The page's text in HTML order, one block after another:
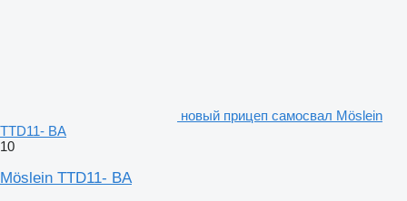
новый прицеп самосвал Möslein
TTD11- BA
10
Möslein TTD11- BA